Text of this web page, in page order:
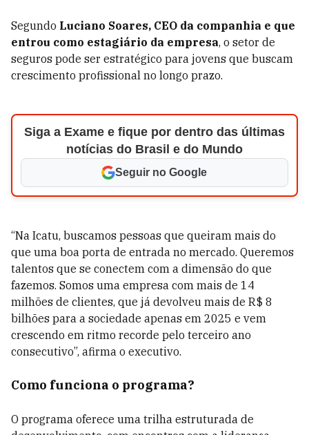
Segundo Luciano Soares, CEO da companhia e que
entrou como estagiário da empresa, o setor de
seguros pode ser estratégico para jovens que buscam
crescimento profissional no longo prazo.
Siga a Exame e fique por dentro das últimas
notícias do Brasil e do Mundo
Seguir no Google
“Na Icatu, buscamos pessoas que queiram mais do
que uma boa porta de entrada no mercado. Queremos
talentos que se conectem com a dimensão do que
fazemos. Somos uma empresa com mais de 14
milhões de clientes, que já devolveu mais de R$ 8
bilhões para a sociedade apenas em 2025 e vem
crescendo em ritmo recorde pelo terceiro ano
consecutivo”, afirma o executivo.
Como funciona o programa?
O programa oferece uma trilha estruturada de